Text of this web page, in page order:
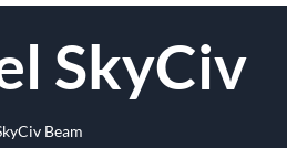
SkyCiv
Beam